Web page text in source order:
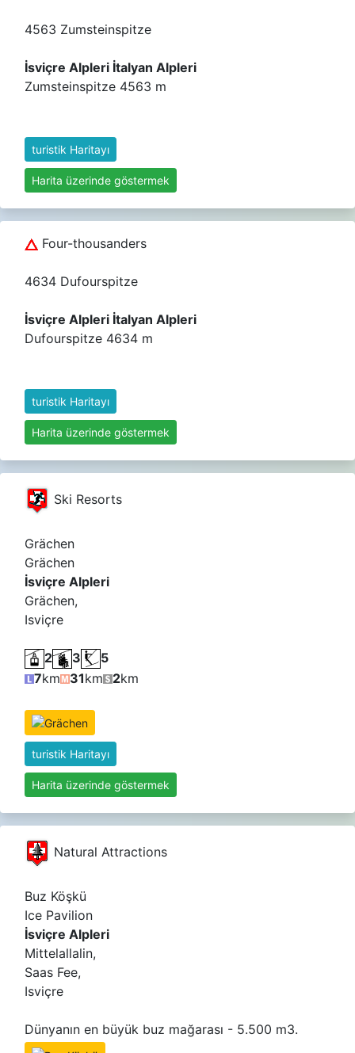
4563 Zumsteinspitze
İsviçre Alpleri İtalyan Alpleri
Zumsteinspitze 4563 m
turistik Haritayı
Harita üzerinde göstermek
Four-thousanders
4634 Dufourspitze
İsviçre Alpleri İtalyan Alpleri
Dufourspitze 4634 m
turistik Haritayı
Harita üzerinde göstermek
Ski Resorts
Grächen
Grächen
İsviçre Alpleri
Grächen,
Isviçre
2 3
5
7km 31km 2km
turistik Haritayı
Harita üzerinde göstermek
Natural Attractions
Buz Köşkü
Ice Pavilion
İsviçre Alpleri
Mittelallalin,
Saas Fee,
Isviçre
Dünyanın en büyük buz mağarası - 5.500 m3.